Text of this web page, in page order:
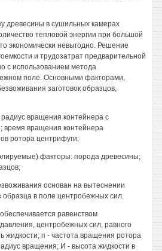
древесины в сушильных камерах
тепловой энергии при большой
экономически невыгодно. Решение
и трудозатрат предварительной
с использованием метода
поле. Основными факторами,
заготовок образцов,
вращения контейнера с
время вращения контейнера
ротора центрифуги;
факторы: порода древесины;
основан на вытеснении
в поле центробежных сил.
равенством
центробежных сил, равного
жидкости; п - частота вращения ротора
вращения; И - высота жидкости в